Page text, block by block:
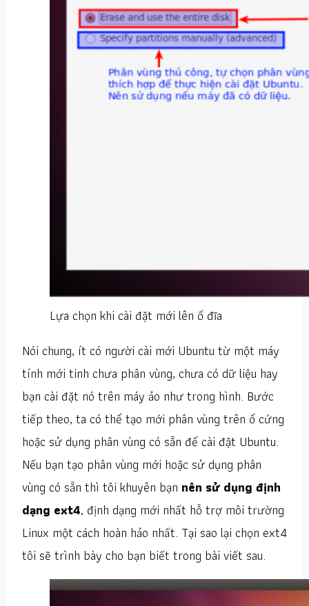
Lựa chọn khi cài đặt mới lên ổ đĩa
Nói chung, ít có người cài mới Ubuntu từ một máy
tính mới tinh chưa phân vùng, chưa có dữ liệu hay
bạn cài đặt nó trên máy ảo như trong hình. Bước
tiếp theo, ta có thể tạo mới phân vùng trên ổ cứng
hoặc sử dụng phân vùng có sẵn để cài đặt Ubuntu.
Nếu bạn tạo phân vùng mới hoặc sử dụng phân
vùng có sẵn thì tôi khuyên bạn nên sử dụng định
dạng ext4, định dạng mới nhất hỗ trợ môi trường
Linux một cách hoàn hảo nhất. Tại sao lại chọn ext4
tôi sẽ trình bày cho bạn biết trong bài viết sau.